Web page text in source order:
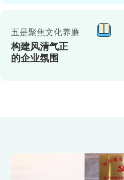
五是聚焦文化养廉
构建风清气正
的企业氛围